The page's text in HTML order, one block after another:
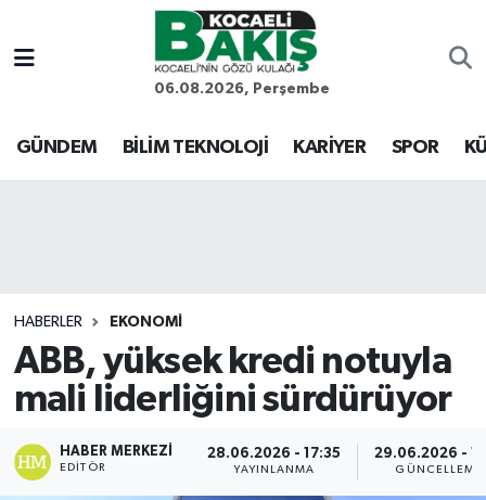
06.08.2026, Perşembe
GÜNDEM BİLİM TEKNOLOJİ KARİYER SPOR
HABERLER EKONOMİ
ABB, yüksek kredi notuyla
mali liderliğini sürdürüyor
HABER MERKEZI
EDITÖR
28.06.2026 - 17:35
YAYINLANMA
29.06.2026 -
GÜNCELLEME
Kocaeli Nöbetçi Eczaneler
Kocaeli Hava Durumu
Son Dakika Haberleri
Haber Arşivi